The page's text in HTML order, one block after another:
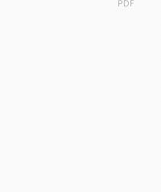
PDF